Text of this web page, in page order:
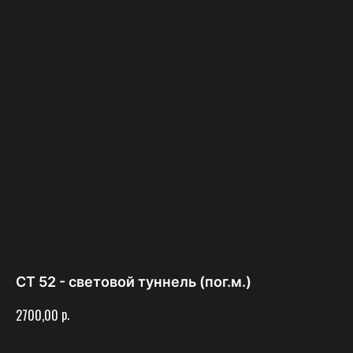
СТ 52 - световой туннель (пог.м.)
2700,00 р.